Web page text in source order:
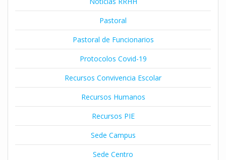
Pastoral
Pastoral de Funcionarios
Protocolos Covid-19
Recursos Convivencia Escolar
Recursos Humanos
Recursos PIE
Sede Campus
Sede Centro